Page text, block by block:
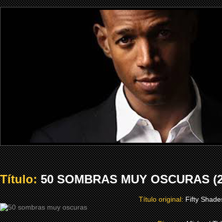
Título:50 SOMBRAS MUY OSCURAS
Título original:Fifty